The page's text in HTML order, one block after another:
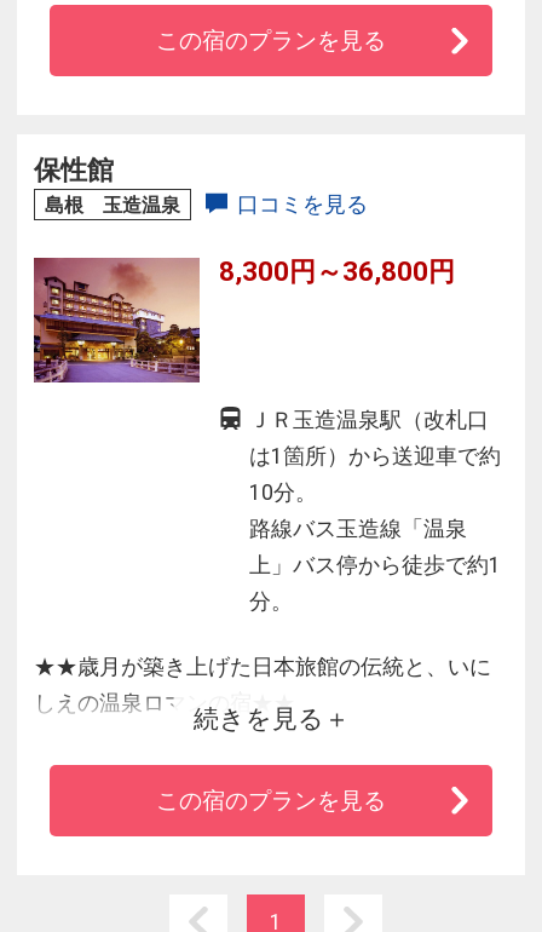
◇毎夜１階ロビーでは大人気「安来節民謡ショ
ー」がご覧いただけます。
◇１階ロビーと全客室内でWiFi利用可能です。
この宿のプランを見る
保性館
島根 玉造温泉 口コミを見る
8,300円～36,800円
ＪＲ玉造温泉駅（改札口
は1箇所）から送迎車で約
10分。
路線バス玉造線「温泉
上」バス停から徒歩で約1
分。
★★歳月が築き上げた日本旅館の伝統と、いに
しえの温泉ロマンの宿★★
・玉造温泉街の奥に位置し、お部屋から玉湯川
や玉造の温泉街を一望できます。
・日本旅館ならではの日本海の幸を使用した四
続きを見る
この宿のプランを見る
1